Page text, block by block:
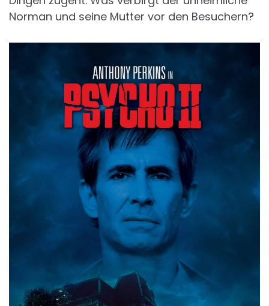
Norman und seine Mutter vor den Besuchern?